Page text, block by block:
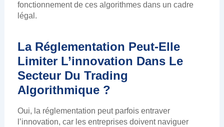
fonctionnement de ces algorithmes dans un cadre
légal.
La Réglementation Peut-Elle
Limiter L’innovation Dans Le
Secteur Du Trading
Algorithmique ?
Oui, la réglementation peut parfois entraver
l’innovation, car les entreprises doivent naviguer